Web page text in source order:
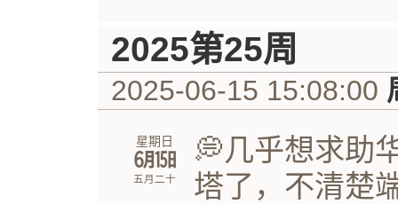
2025第25周
2025-06-15 15:08:00
星期日
㋅㏮
五月二十
💭几乎想求助
塔了，不清楚